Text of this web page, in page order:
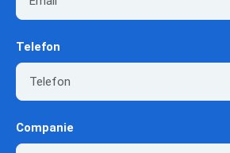
Telefon
Companie